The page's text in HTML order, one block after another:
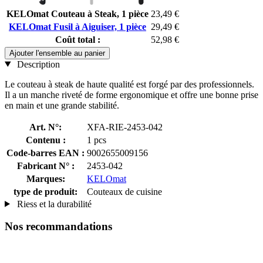
KELOmat Couteau à Steak, 1 pièce 23,49 €
KELOmat Fusil à Aiguiser, 1 pièce 29,49 €
Coût total :
52,98 €
Ajouter l'ensemble au panier
Description
Le couteau à steak de haute qualité est forgé par des professionnels.
Il a un manche riveté de forme ergonomique et offre une bonne prise
en main et une grande stabilité.
Art. N°:
XFA-RIE-2453-042
Contenu :
1 pcs
Code-barres EAN : 9002655009156
Fabricant N° :
2453-042
Marques:
KELOmat
type de produit:
Couteaux de cuisine
Riess et la durabilité
Nos recommandations